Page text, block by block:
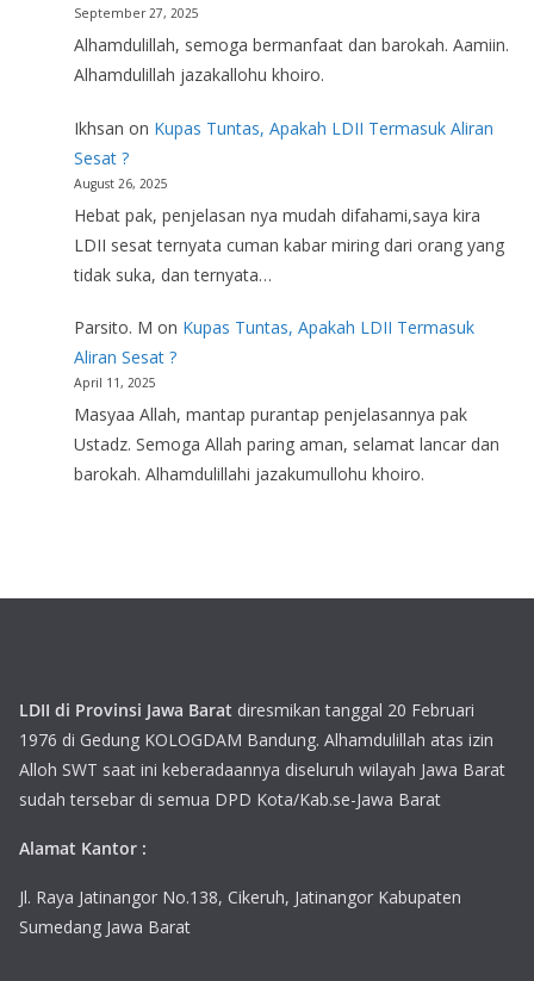
September 27, 2025
Alhamdulillah, semoga bermanfaat dan barokah. Aamiin.
Alhamdulillah jazakallohu khoiro.
Ikhsan on Kupas Tuntas, Apakah LDII Termasuk Aliran
Sesat ?
August 26, 2025
Hebat pak, penjelasan nya mudah difahami,saya kira
LDII sesat ternyata cuman kabar miring dari orang yang
tidak suka, dan ternyata…
Parsito. M on Kupas Tuntas, Apakah LDII Termasuk
Aliran Sesat ?
April 11, 2025
Masyaa Allah, mantap purantap penjelasannya pak
Ustadz. Semoga Allah paring aman, selamat lancar dan
barokah. Alhamdulillahi jazakumullohu khoiro.
LDII di Provinsi Jawa Barat diresmikan tanggal 20 Februari
1976 di Gedung KOLOGDAM Bandung. Alhamdulillah atas izin
Alloh SWT saat ini keberadaannya diseluruh wilayah Jawa Barat
sudah tersebar di semua DPD Kota/Kab.se-Jawa Barat
Alamat Kantor :
Jl. Raya Jatinangor No.138, Cikeruh, Jatinangor Kabupaten
Sumedang Jawa Barat